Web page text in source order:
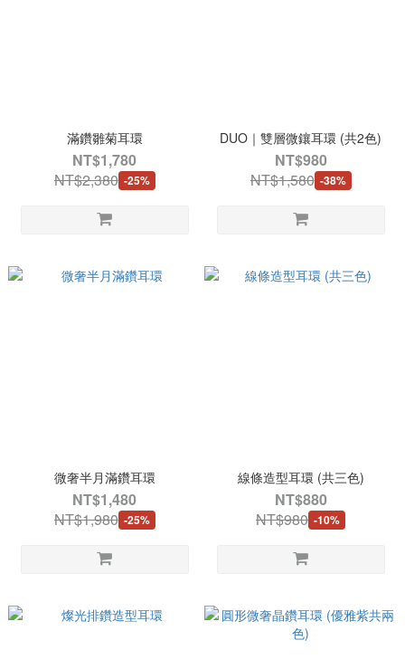
滿鑽雛菊耳環
NT$1,780
NT$2,380 -25%
DUO｜雙層微鑲耳環 (共2色)
NT$980
NT$1,580 -38%
微奢半月滿鑽耳環
NT$1,480
NT$1,980 -25%
線條造型耳環 (共三色)
NT$880
NT$980 -10%